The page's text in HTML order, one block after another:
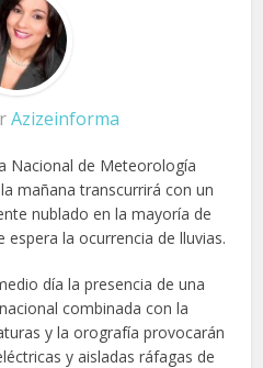
Azizeinforma
Nacional de Meteorología
mañana transcurrirá con un
nublado en la mayoría de
espera la ocurrencia de lluvias.
día la presencia de una
combinada con la
y la orografía provocarán
y aisladas ráfagas de